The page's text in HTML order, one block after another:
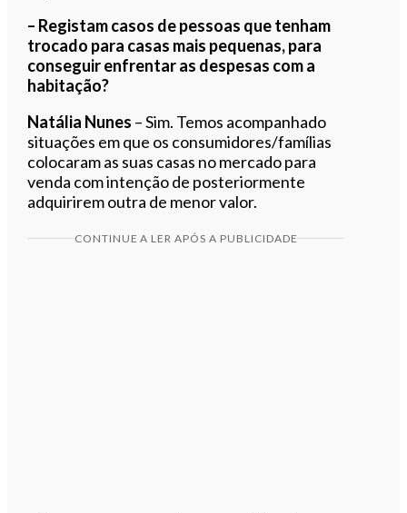
– Registam casos de pessoas que tenham
trocado para casas mais pequenas, para
conseguir enfrentar as despesas com a
habitação?
Natália Nunes – Sim. Temos acompanhado
situações em que os consumidores/famílias
colocaram as suas casas no mercado para
venda com intenção de posteriormente
adquirirem outra de menor valor.
CONTINUE A LER APÓS A PUBLICIDADE